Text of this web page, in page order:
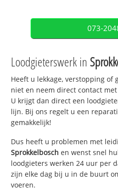
073-
Loodgieterswerk in
Heeft u lekkage, verstopping of
niet en neem direct contact met
U krijgt dan direct een
lijn. Bij ons regelt u een
gemakkelijk!
Dus heeft u problemen met
Sprokkelbosch en wenst snel
loodgieters werken 24 uur per
zijn elke dag bij u in de buurt
voeren.